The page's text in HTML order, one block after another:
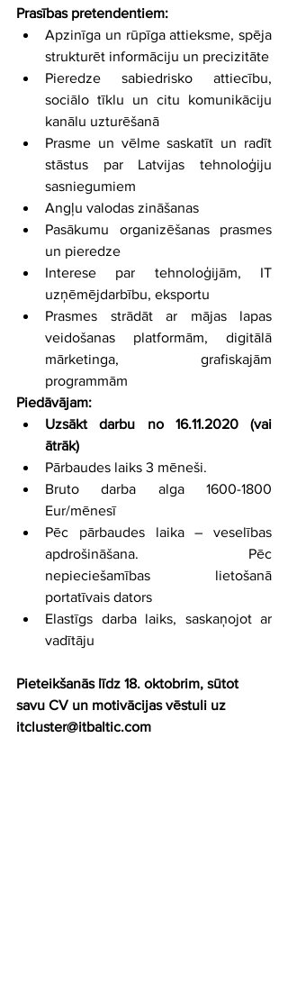
Prasības pretendentiem:
Apzinīga un rūpīga attieksme, spēja
strukturēt informāciju un precizitāte
Pieredze sabiedrisko attiecību,
sociālo tīklu un citu komunikāciju
kanālu uzturēšanā
Prasme un vēlme saskatīt un radīt
stāstus par Latvijas tehnoloģiju
sasniegumiem
Angļu valodas zināšanas
Pasākumu organizēšanas prasmes
un pieredze
Interese par tehnoloģijām, IT
uzņēmējdarbību, eksportu
Prasmes strādāt ar mājas lapas
veidošanas platformām, digitālā
mārketinga, grafiskajām
programmām
Piedāvājam:
Uzsākt darbu no 16.11.2020 (vai
ātrāk)
Pārbaudes laiks 3 mēneši.
Bruto darba alga 1600-1800
Eur/mēnesī
Pēc pārbaudes laika – veselības
apdrošināšana. Pēc
nepieciešamības lietošanā
portatīvais dators
Elastīgs darba laiks, saskaņojot ar
vadītāju
Pieteikšanās līdz 18. oktobrim, sūtot
savu CV un motivācijas vēstuli uz
itcluster@itbaltic.com